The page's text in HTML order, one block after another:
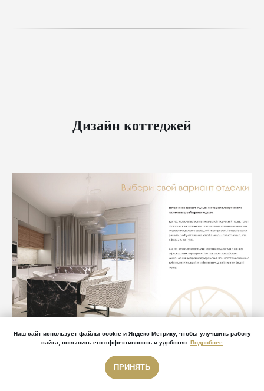
Дизайн коттеджей
Звонок бесплатный
Наш сайт использует файлы cookie и Яндекс Метрику, чтобы улучшить работу
сайта, повысить его эффективность и удобство. Подробнее
ПРИНЯТЬ